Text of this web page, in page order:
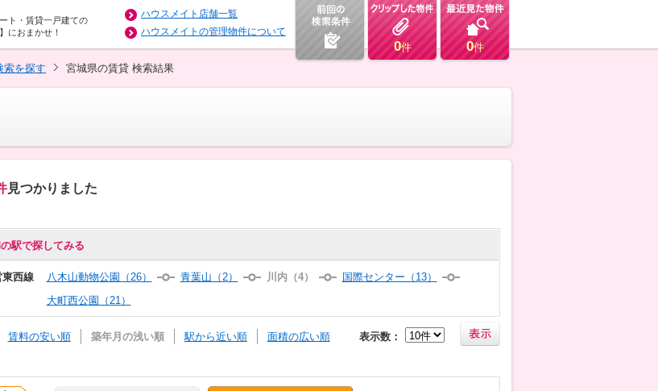
ト・賃貸一戸建ての
におまかせ！
ハウスメイト店舗一覧
ハウスメイトの管理物件について
0件 0件
索を探す 宮城県の賃貸 検索結果
見つかりました
駅で探してみる
西線 八木山動物公園（26） 青葉山（2） 川内（4）
国際センター（13）
大町西公園（21）
賃料の安い順 築年月の浅い順 駅から近い順 面積の広い順 表示数：